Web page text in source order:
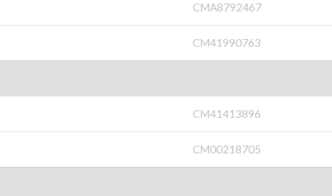
CMA8792467
CM41990763
CM41413896
CM00218705